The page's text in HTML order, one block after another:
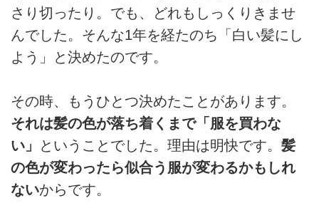
さり切ったり。でも、どれもしっくりきませ
んでした。そんな1年を経たのち「⽩い髪にし
よう」と決めたのです。
その時、もうひとつ決めたことがあります。
それは髪の⾊が落ち着くまで「服を買わな
い」
ということでした。理由は明快です。 髪
の⾊が変わったら似合う服が変わるかもしれ
ないからです。